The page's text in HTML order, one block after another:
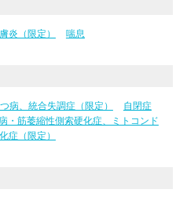
炎（限定） 喘息
病、統合失調症（限定）
自閉症
・筋萎縮性側索硬化症、ミトコンド
症（限定）